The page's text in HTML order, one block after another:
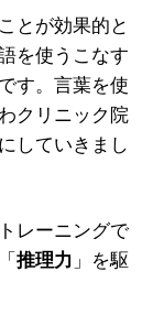
とが効果的と
を使うこなす
す。言葉を使
クリニック院
していきまし
レーニングで
推理力 」を駆